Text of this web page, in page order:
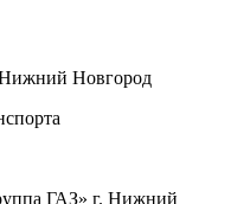
Новгород
ГАЗ» г. Нижний